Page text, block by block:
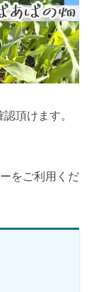
頂けます。
をご利用くだ